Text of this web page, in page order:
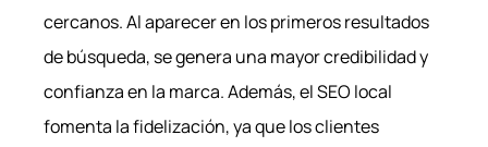
cercanos. Al aparecer en los primeros resultados
de búsqueda, se genera una mayor credibilidad y
confianza en la marca. Además, el SEO local
fomenta la fidelización, ya que los clientes